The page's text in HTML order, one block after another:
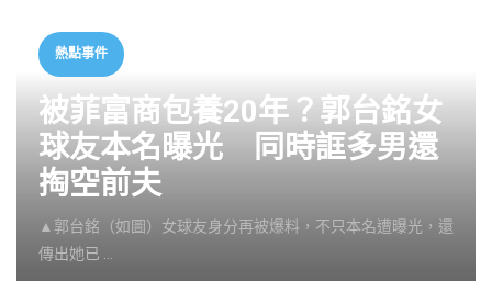
熱點事件
被菲富商包養20年？郭台銘女
球友本名曝光 同時誆多男還
掏空前夫
▲郭台銘（如圖）女球友身分再被爆料，不只本名遭曝光，還
傳出她已 …